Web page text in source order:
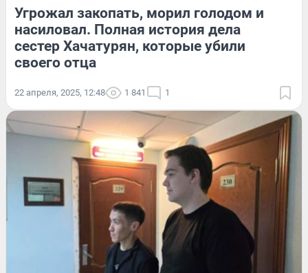
Угрожал закопать, морил голодом и
насиловал. Полная история дела
сестер Хачатурян, которые убили
своего отца
22 апреля, 2025, 12:48 1 841 1